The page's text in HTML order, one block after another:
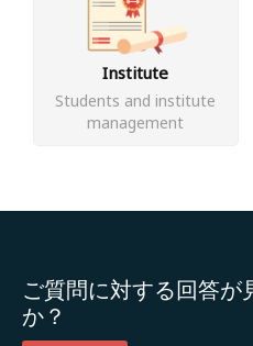
Institute
Students and institute
management
ご質問に対する回答が
か？